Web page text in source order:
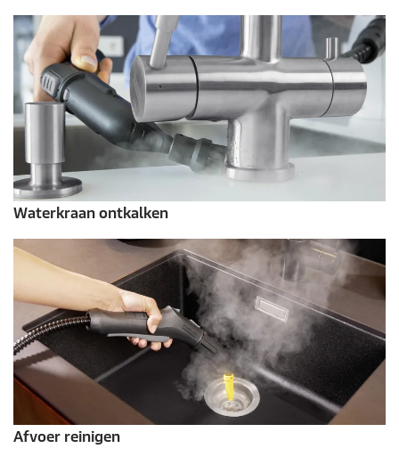
Waterkraan ontkalken
Afvoer reinigen